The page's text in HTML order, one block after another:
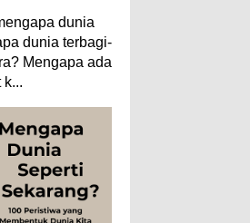
Iptek
Misteri
Pendidikan
Sejarah
Tokoh
usahakan
Meter?
lebih sering
Tidak Dipahami
dunia
dunia terbagi-
Mengapa ada
k...